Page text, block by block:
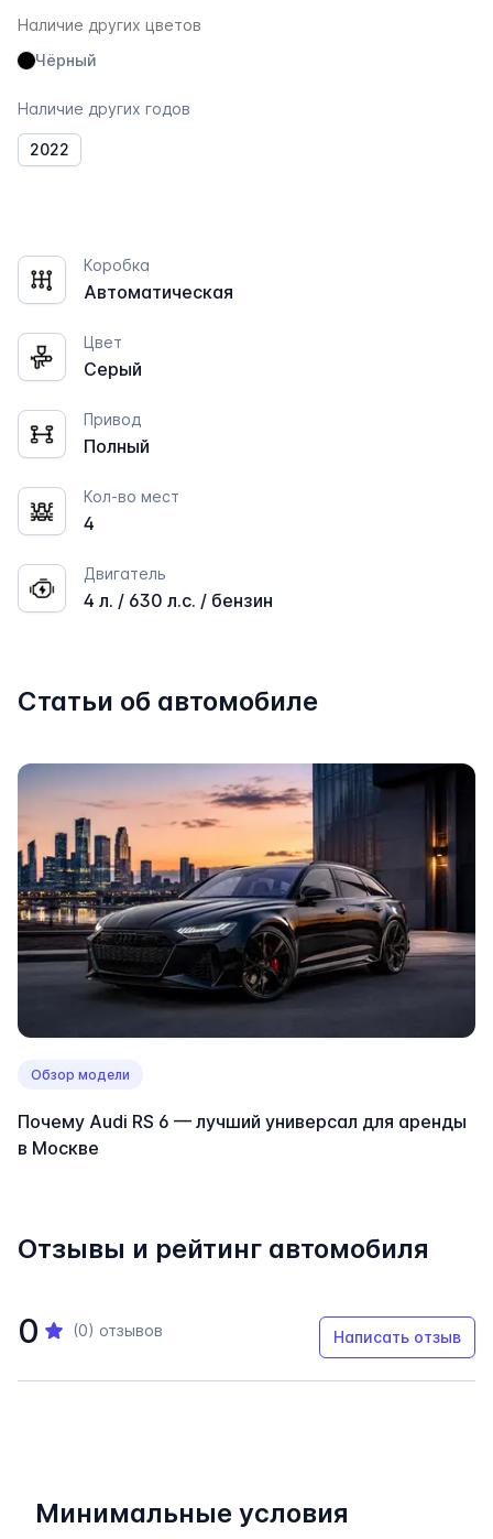
Наличие других цветов
Чёрный
Наличие других годов
2022
Коробка
Автоматическая
Цвет
Серый
Привод
Полный
Кол-во мест
4
Двигатель
4 л. / 630 л.с. / бензин
Статьи об автомобиле
Обзор модели
Почему Audi RS 6 — лучший универсал для аренды
в Москве
Отзывы и рейтинг автомобиля
0 (0) отзывов Написать отзыв
Минимальные условия